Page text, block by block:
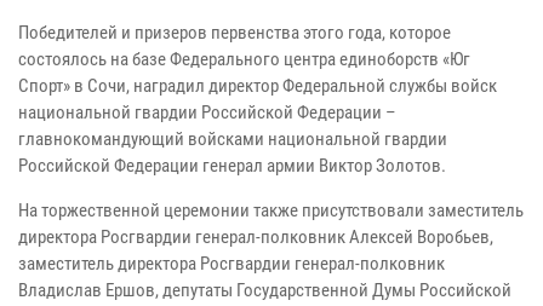
Победителей и призеров первенства этого года, которое
состоялось на базе Федерального центра единоборств «Юг
Спорт» в Сочи, наградил директор Федеральной службы войск
национальной гвардии Российской Федерации –
главнокомандующий войсками национальной гвардии
Российской Федерации генерал армии Виктор Золотов.
На торжественной церемонии также присутствовали заместитель
директора Росгвардии генерал-полковник Алексей Воробьев,
заместитель директора Росгвардии генерал-полковник
Владислав Ершов, депутаты Государственной Думы Российской